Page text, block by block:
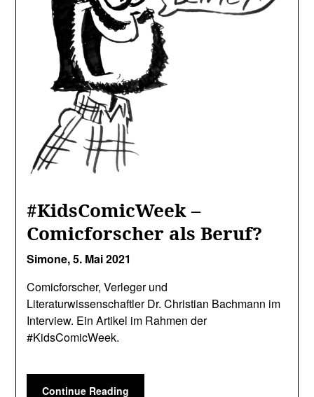
#KidsComicWeek –
Comicforscher als Beruf?
Simone,5. Mai 2021
Comicforscher, Verleger und
Literaturwissenschaftler Dr. Christian Bachmann im
Interview. Ein Artikel im Rahmen der
#KidsComicWeek.
Continue Reading